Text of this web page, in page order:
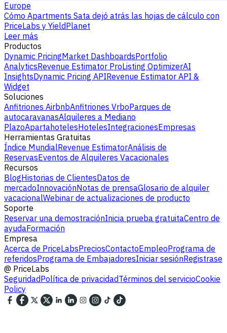
Europe
Cómo Apartments Sata dejó atrás las hojas de cálculo con
PriceLabs y YieldPlanet
Leer más
Productos
Dynamic PricingMarket DashboardsPortfolio
AnalyticsRevenue Estimator ProListing OptimizerAI
InsightsDynamic Pricing APIRevenue Estimator API &
Widget
Soluciones
Anfitriones AirbnbAnfitriones VrboParques de
autocaravanasAlquileres a Mediano
PlazoApartahotelesHotelesIntegracionesEmpresas
Herramientas Gratuitas
Índice MundialRevenue EstimatorAnálisis de
ReservasEventos de Alquileres Vacacionales
Recursos
BlogHistorias de ClientesDatos de
mercadoInnovaciónNotas de prensaGlosario de alquiler
vacacionalWebinar de actualizaciones de producto
Soporte
Reservar una demostraciónInicia prueba gratuitaCentro de
ayudaFormación
Empresa
Acerca de PriceLabsPreciosContactoEmpleoPrograma de
referidosPrograma de EmbajadoresIniciar sesiónRegistrase
@ PriceLabs
SeguridadPolítica de privacidadTérminos del servicioCookie
Policy